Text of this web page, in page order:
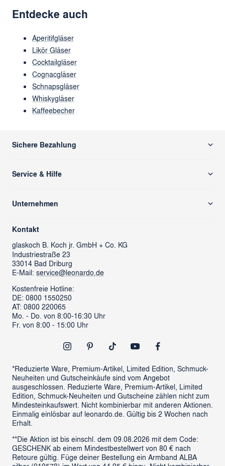
Entdecke auch
Aperitifgläser
Likör Gläser
Cocktailgläser
Cognacgläser
Schnapsgläser
Whiskygläser
Kaffeebecher
Sichere Bezahlung
Unternehmen
Über uns
LEONARDO News
Karriere
Verantwortung
ProSales Gastronomie
LIVING Möbel
Newsletter
Service & Hilfe
Kontaktformular
Ansprechpartner & Presse
LEONARDO Firmengeschenke
FAQs
Händlersuche
Retoure anmelden
Vertrag widerrufen
Kontakt
glaskoch B. Koch jr. GmbH + Co. KG
Industriestraße 23
33014 Bad Driburg
E-Mail: service@leonardo.de
Kostenfreie Hotline:
DE: 0800 1550250
AT: 0800 220065
Mo. - Do. von 8:00-16:30 Uhr
Fr. von 8:00 - 15:00 Uhr
*Reduzierte Ware, Premium-Artikel, Limited Edition, Schmuck-
Neuheiten und Gutscheinkäufe sind vom Angebot
ausgeschlossen. Reduzierte Ware, Premium-Artikel, Limited
Edition, Schmuck-Neuheiten und Gutscheine zählen nicht zum
Mindesteinkaufswert. Nicht kombinierbar mit anderen Aktionen.
Einmalig einlösbar auf leonardo.de. Gültig bis 2 Wochen nach
Erhalt.
**Die Aktion ist bis einschl. dem 09.08.2026 mit dem Code:
GESCHENK ab einem Mindestbestellwert von 80 € nach
Retoure gültig. Füge deiner Bestellung ein Armband ALBA